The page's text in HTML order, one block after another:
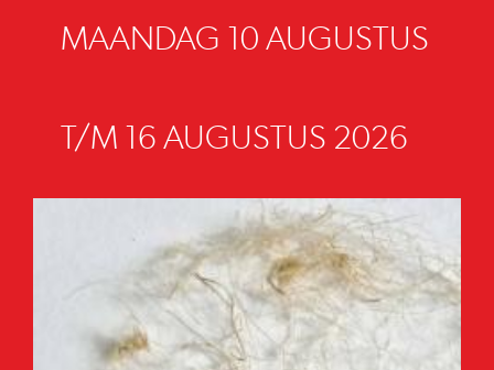
MAANDAG 10 AUGUSTUS
T/M 16 AUGUSTUS 2026